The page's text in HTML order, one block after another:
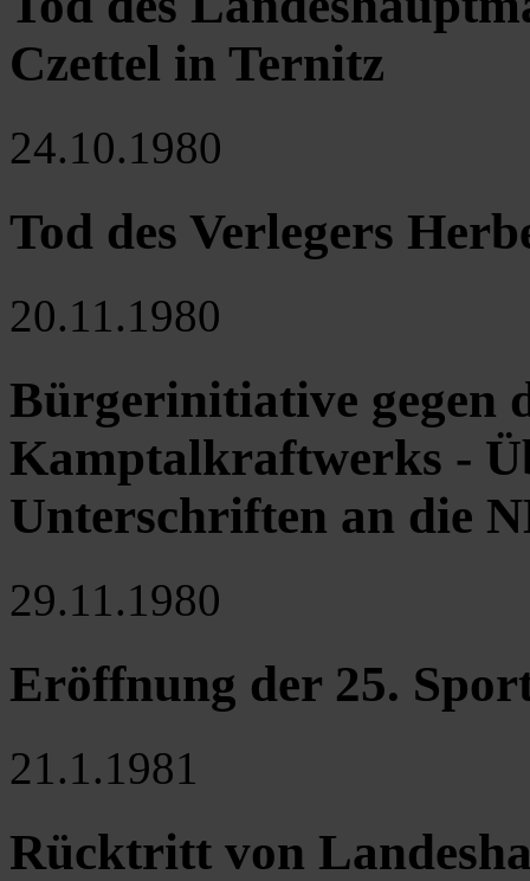
Czettel in Ternitz
24.10.1980
Tod des Verlegers
20.11.1980
Bürgerinitiative gegen
Kamptalkraftwerks -
Unterschriften an die
29.11.1980
Eröffnung der 25.
21.1.1981
Rücktritt von